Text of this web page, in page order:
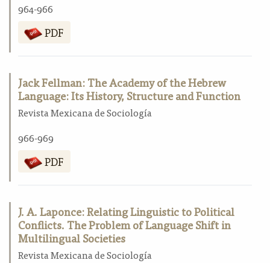
964-966
PDF
Jack Fellman: The Academy of the Hebrew
Language: Its History, Structure and Function
Revista Mexicana de Sociología
966-969
PDF
J. A. Laponce: Relating Linguistic to Political
Conflicts. The Problem of Language Shift in
Multilingual Societies
Revista Mexicana de Sociología